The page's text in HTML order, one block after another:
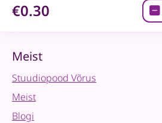
€0.30
Meist
Stuudiopood Võrus
Meist
Blogi